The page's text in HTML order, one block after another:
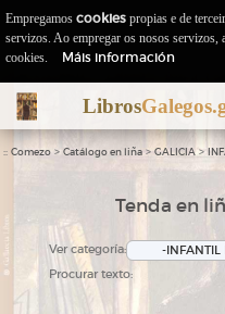
Libros
:: Comezo > Catálogo en liña > GALICIA>
Tenda en
Ver categoría:
Procurar texto:
Empregamos cookies propias e de
servizos. Ao empregar os nosos servizos,
cookies.
Máis información